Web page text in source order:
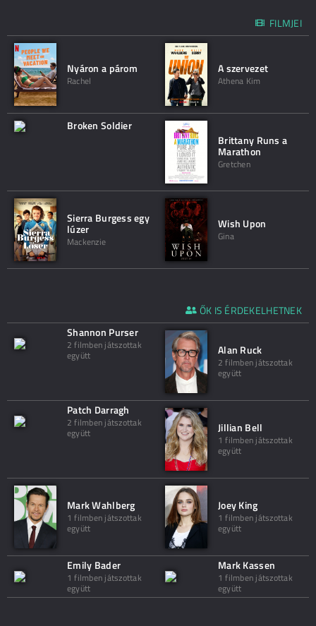
FILMJEI
Nyáron a párom
Rachel
A szervezet
Athena Kim
Broken Soldier
Brittany Runs a
Marathon
Gretchen
Sierra Burgess egy
lúzer
Mackenzie
Wish Upon
Gina
ŐK IS ÉRDEKELHETNEK
Shannon Purser
2 filmben játszottak
együtt Alan Ruck
2 filmben játszottak
együtt
Patch Darragh
2 filmben játszottak
együtt Jillian Bell
1 filmben játszottak
együtt
Mark Wahlberg
1 filmben játszottak
együtt
Joey King
1 filmben játszottak
együtt
Emily Bader
1 filmben játszottak
együtt
Mark Kassen
1 filmben játszottak
együtt